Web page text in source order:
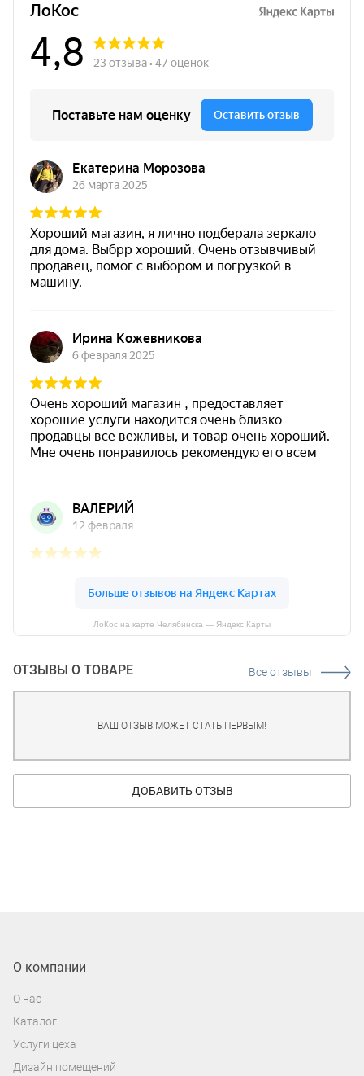
ЛоКос на карте Челябинска — Яндекс Карты
ОТЗЫВЫ О ТОВАРЕ Все отзывы
ВАШ ОТЗЫВ МОЖЕТ СТАТЬ ПЕРВЫМ!
ДОБАВИТЬ ОТЗЫВ
О компании
О нас
Каталог
Услуги цеха
Дизайн помещений